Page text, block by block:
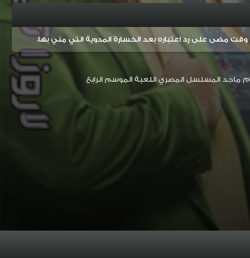
مضى على رد اعتباره بعد الخسارة المدوية التي مني بها.